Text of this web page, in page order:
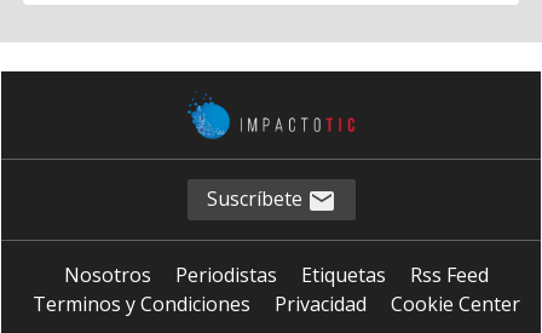
Suscríbete
Nosotros Periodistas Etiquetas
Rss Feed
Terminos y Condiciones
Privacidad Cookie Center